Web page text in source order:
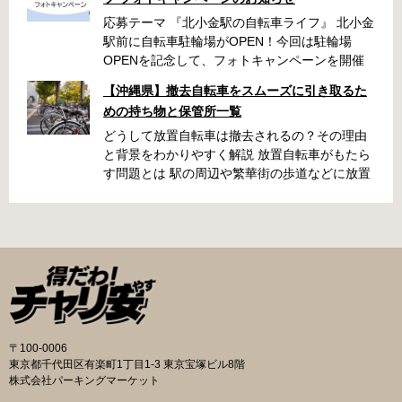
応募テーマ 『北小金駅の自転車ライフ』 北小金
駅前に自転車駐輪場がOPEN！今回は駐輪場
OPENを記念して、フォトキャンペーンを開催
車が写っている写真」を撮影いただき、みなさ
まの北小金駅周辺での思い出を写真とともに共
有できたらと思います。 素敵な写真の投稿をお
待ちしております！ 応募期間 2025年9月22日～
10月31日 ・キャンペーン期間中に何度も投稿可
シュタグ： #北小金駅の自転車ライフ メンシ
ョン ： @niringram 賞品 応募いただいた方
の中から抽選で QUOカードPay500円分×10名
様 投稿のルール・注意事項 ・キャンペーン期間
中に何度も投稿可能です。 ・応募期間内の投稿
は隠す加工をして投稿してください。 ・以下の
写真は選考対象外となります。 公道での違反行
【沖縄県】撤去自転車をスムーズに引き取るた
めの持ち物と保管所一覧
どうして放置自転車は撤去されるの？その理由
と背景をわかりやすく解説 放置自転車がもたら
す問題とは 駅の周辺や繁華街の歩道などに放置
置されることでゴミの投棄や治安の悪化につな
がるケースもあります。こうしたトラブルを未
然に防ぐために、自治体では定期的に撤去作業
が実施されています。 撤去の流れと手続き 自転
車が放置されていると判断された場合、自治体
を求めます。指定された日数を経過しても移動
されないと、保管所に移送されます。おおむね
〒100-0006
東京都千代田区有楽町1丁目1-3 東京宝塚ビル8階
株式会社パーキングマーケット